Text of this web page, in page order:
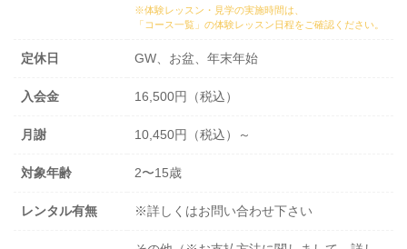
※体験レッスン・見学の実施時間は、
「コース一覧」の体験レッスン日程をご確認ください。
定休日 GW、お盆、年末年始
入会金 16,500円（税込）
月謝 10,450円（税込）～
対象年齢 2〜15歳
レンタル有無 ※詳しくはお問い合わせ下さい